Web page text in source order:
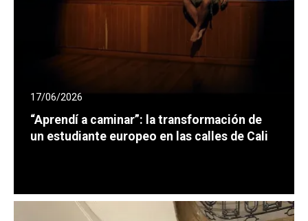
17/06/2026
“Aprendí a caminar”: la transformación de
un estudiante europeo en las calles de Cali